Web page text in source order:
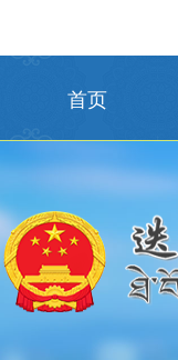
首页